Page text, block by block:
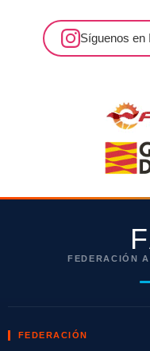
Síguenos en
FEDERACIÓN
FEDERACIÓN